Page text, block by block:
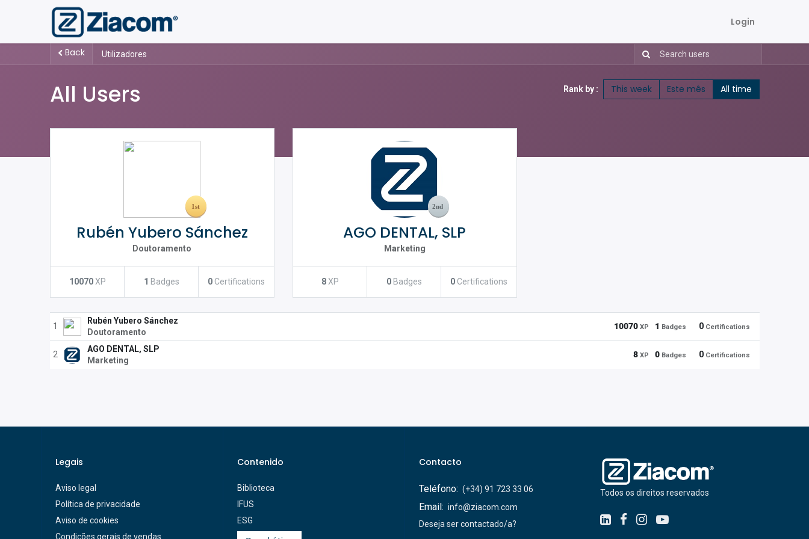
Login
Back Utilizadores
All Users Rank by : This week Este mês All time
Rubén Yubero Sánchez
Doutoramento
10070 XP 1 Badges 0 Certifications
AGO DENTAL, SLP
Marketing
8 XP 0 Badges 0 Certifications
1
Rubén Yubero Sánchez
Doutoramento
10070 XP 1 Badges 0 Certifications
2
AGO DENTAL, SLP
Marketing
8 XP 0 Badges 0 Certifications
Legais
Aviso legal
Política de privacidade
Aviso de cookies
Condições gerais de vendas
Contenido
Biblioteca
IFUS
ESG
Contacto
Teléfono: (+34) 91 723 33 06
Email: info@ziacom.com
Deseja ser contactado/a?
Todos os direitos reservados